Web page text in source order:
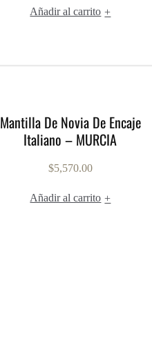
Añadir al carrito +
Mantilla De Novia De Encaje
Italiano – MURCIA
$5,570.00
Añadir al carrito +